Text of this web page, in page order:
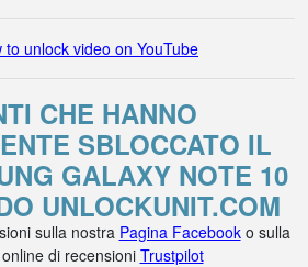
to unlock video on YouTube
CHE HANNO
SBLOCCATO IL
GALAXY NOTE 10
UNLOCKUNIT.COM
sulla nostra Pagina Facebooko sulla
di recensioni Trustpilot